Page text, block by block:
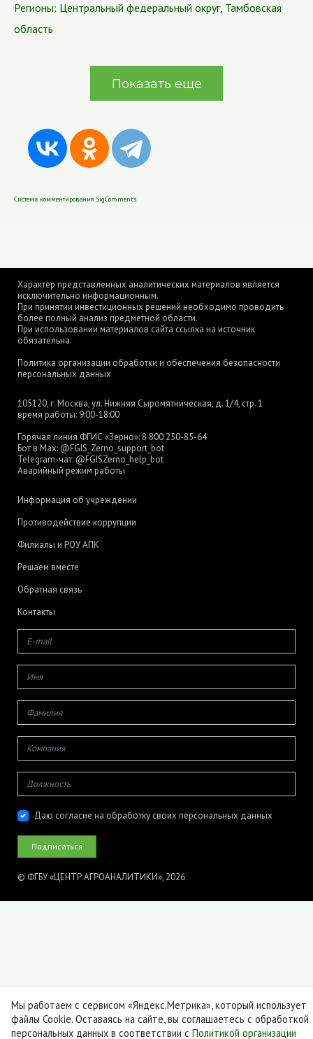
Регионы: Центральный федеральный округ, Тамбовская
область
Показать еще
Система комментирования SigComments
Характер представленных аналитических материалов является
исключительно информационным.
При принятии инвестиционных решений необходимо проводить
более полный анализ предметной области.
При использовании материалов сайта ссылка на источник
обязательна.
Политика организации обработки и обеспечения безопасности
персональных данных
105120, г. Москва, ул. Нижняя Сыромятническая, д. 1/4, стр. 1
время работы: 9:00-18:00
Горячая линия ФГИС «Зерно»: 8 800 250-85-64
Бот в Max: @FGIS_Zerno_support_bot
Telegram-чат: @FGISZerno_help_bot
Аварийный режим работы
Информация об учреждении
Противодействие коррупции
Филиалы и РОУ АПК
Решаем вместе
Обратная связь
Контакты
Даю согласие на обработку своих персональных данных
© ФГБУ «ЦЕНТР АГРОАНАЛИТИКИ», 2026
Мы работаем с сервисом «Яндекс.Метрика», который использует
файлы Cookie. Оставаясь на сайте, вы соглашаетесь с обработкой
персональных данных в соответствии с Политикой организации